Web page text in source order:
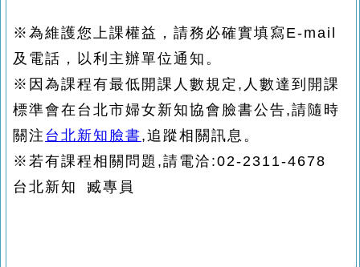
※ 為維護您上課權益，請務必確實填寫E-mail
及電話，以利主辦單位通知。
※因為課程有最低開課人數規定,人數達到開課
標準會在台北市婦女新知協會臉書公告,請隨時
關注 台北新知臉書,追蹤相關訊息 。
※若有課程相關問題,請電洽:02-2311-4678
台北新知 臧專員